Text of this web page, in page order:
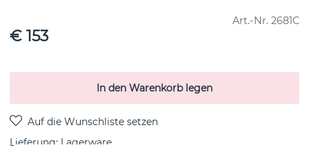
Art.-Nr. 2681C
€ 153
In den Warenkorb legen
Lieferung: Lagerware